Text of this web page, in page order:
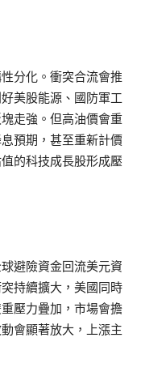
分化。衝突合流會推
美股能源、國防軍工
走強。但高油價會重
預期，甚至重新計價
的科技成長股形成壓
避險資金回流美元資
持續擴大，美國同時
壓力疊加，市場會擔
會顯著放大，上漲主